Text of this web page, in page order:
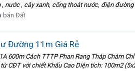
nước , cây xanh, cống thoát nước, điện đường
bán Đất
Đường 11m Giá Rẻ
600m Cách TTTP Phan Rang Tháp Chàm
CĐT với chiết Khấu Cao Diện tích: 100m2